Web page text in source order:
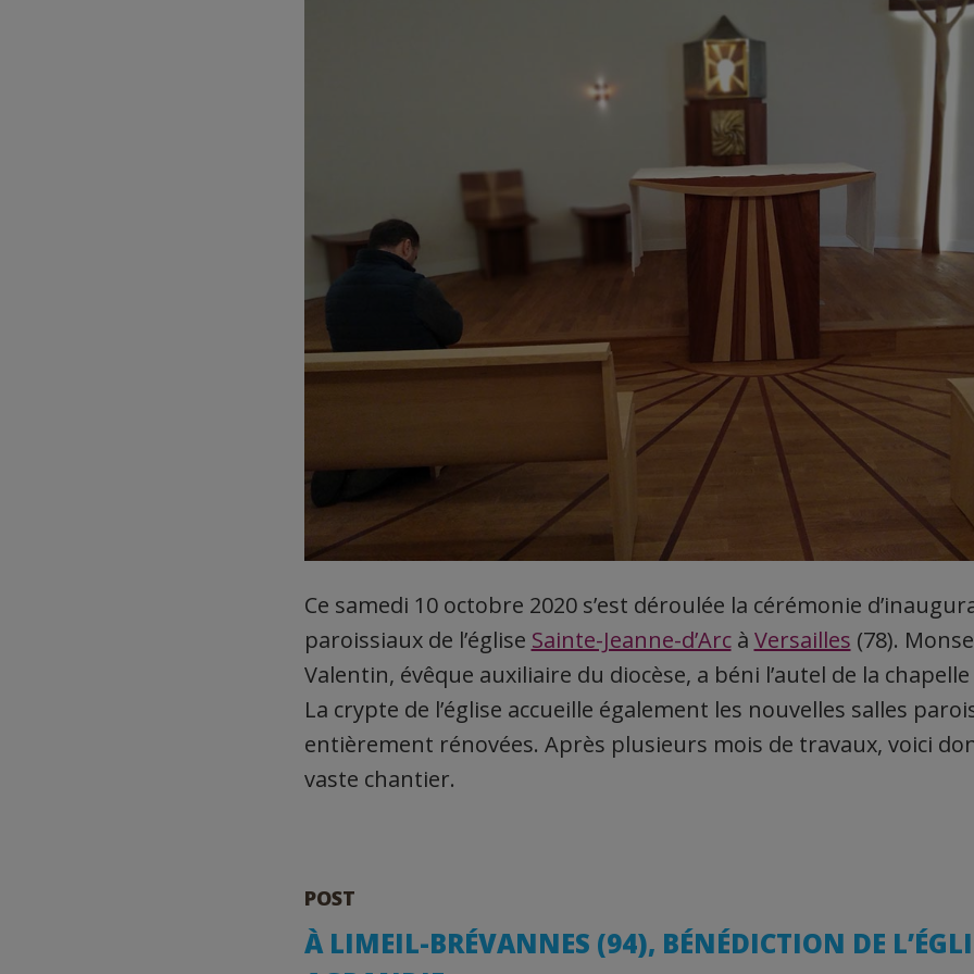
Ce samedi 10 octobre 2020 s’est déroulée la cérémonie
paroissiaux de l’église Sainte-Jeanne-d’Arcà Versailles (78).
Valentin, évêque auxiliaire du diocèse, a béni l’autel de la
La crypte de l’église accueille également les nouvelles salles
entièrement rénovées. Après plusieurs mois de travaux, voici
vaste chantier.
POST
À LIMEIL-BRÉVANNES (94), BÉNÉDICTION DE